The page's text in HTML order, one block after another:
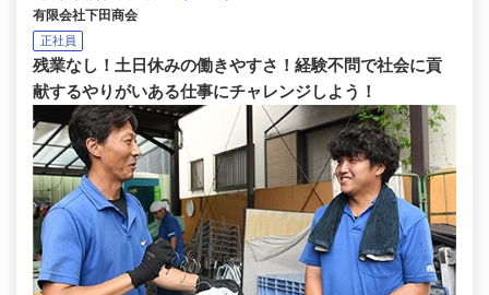
有限会社下田商会
正社員
残業なし！土日休みの働きやすさ！経験不問で社会に貢
献するやりがいある仕事にチャレンジしよう！